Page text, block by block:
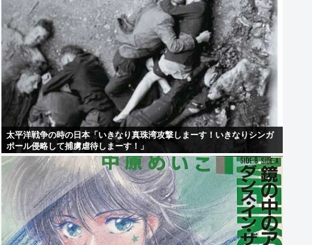
太平洋戦争の時の日本「いきなり真珠湾攻撃しまーす！いきなりシンガ
ポール侵略して捕虜虐待しまーす！」